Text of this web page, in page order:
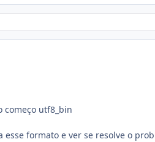
começo utf8_bin
formato e ver se resolve o